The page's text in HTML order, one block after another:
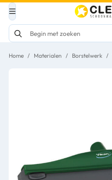
Home / Materialen / Borstelwerk /